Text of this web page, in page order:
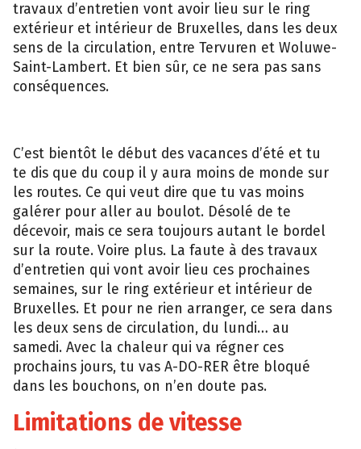
travaux d’entretien vont avoir lieu sur le ring
extérieur et intérieur de Bruxelles, dans les deux
sens de la circulation, entre Tervuren et Woluwe-
Saint-Lambert. Et bien sûr, ce ne sera pas sans
conséquences.
C’est bientôt le début des vacances d’été et tu
te dis que du coup il y aura moins de monde sur
les routes. Ce qui veut dire que tu vas moins
galérer pour aller au boulot. Désolé de te
décevoir, mais ce sera toujours autant le bordel
sur la route. Voire plus. La faute à des travaux
d’entretien qui vont avoir lieu ces prochaines
semaines, sur le ring extérieur et intérieur de
Bruxelles. Et pour ne rien arranger, ce sera dans
les deux sens de circulation, du lundi… au
samedi. Avec la chaleur qui va régner ces
prochains jours, tu vas A-DO-RER être bloqué
dans les bouchons, on n’en doute pas.
Limitations de vitesse